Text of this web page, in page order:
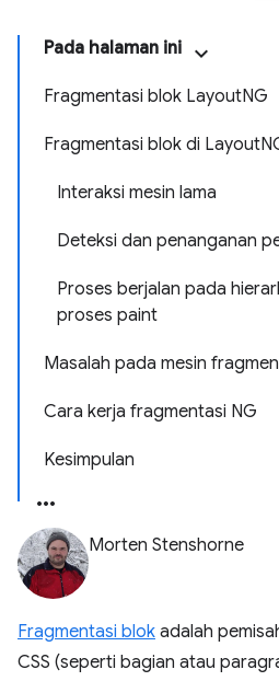
Pada halaman ini
Fragmentasi blok LayoutNG
Fragmentasi blok di
Interaksi mesin lama
Deteksi dan penanganan
Proses berjalan pada
proses paint
Masalah pada mesin
Cara kerja fragmentasi NG
Kesimpulan
Morten Stenshorne
Fragmentasi blok adalah
CSS (seperti bagian atau